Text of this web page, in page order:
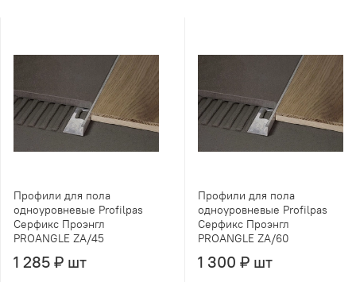
Профили для пола
одноуровневые Profilpas
Серфикс Проэнгл
PROANGLE ZA/45
1 285 ₽ шт
Профили для пола
одноуровневые Profilpas
Серфикс Проэнгл
PROANGLE ZA/60
1 300 ₽ шт